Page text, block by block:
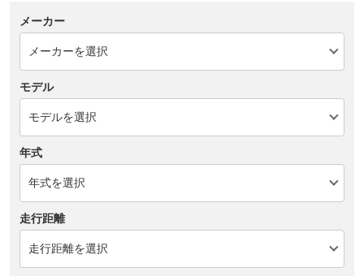
メーカー
モデル
年式
走行距離